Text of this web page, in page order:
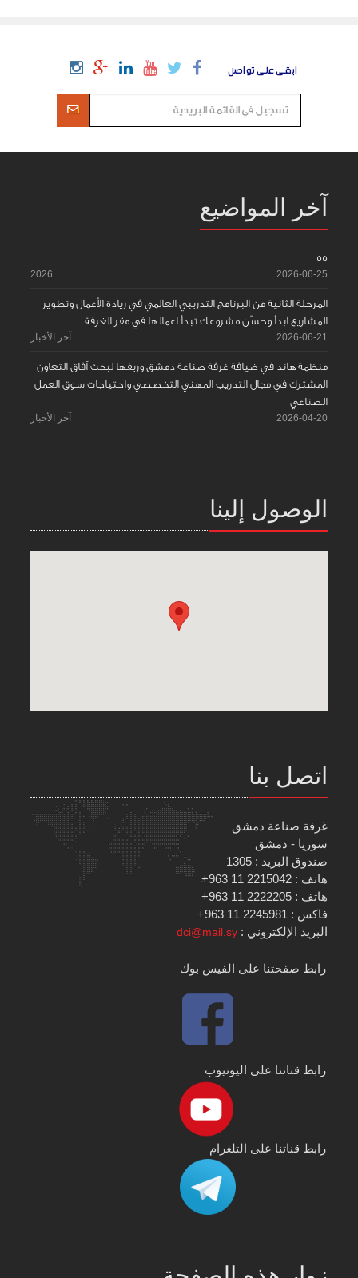
ابقى على تواصل
آخر المواضيع
55
2026-06-25
2026
المرحلة الثانية من البرنامج التدريبي العالمي في ريادة الأعمال وتطوير
المشاريع ابدأ وحسّن مشروعك تبدأ اعمالها في مقر الغرفة
2026-06-21 آخر الأخبار
منظمة هاند في ضيافة غرفة صناعة دمشق وريفها لبحث آفاق التعاون
المشترك في مجال التدريب المهني التخصصي واحتياجات سوق العمل
الصناعي
2026-04-20 آخر الأخبار
الوصول إلينا
اتصل بنا
غرفة صناعة دمشق
سوريا - دمشق
صندوق البريد : 1305
هاتف : 2215042 11 963+
هاتف : 2222205 11 963+
فاكس : 2245981 11 963+
البريد الإلكتروني :dci@mail.sy
رابط صفحتنا على الفيس بوك
رابط قناتنا على اليوتيوب
رابط قناتنا على التلغرام